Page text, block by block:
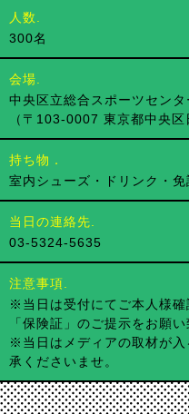
人数.
300名
会場.
中央区立総合スポーツセンタ
（〒103-0007 東京都中央
持ち物．
室内シューズ・ドリンク・
当日の連絡先.
03-5324-5635
注意事項.
※当日は受付にてご本人様
「保険証」のご提示をお願い
※当日はメディアの取材が
承くださいませ。